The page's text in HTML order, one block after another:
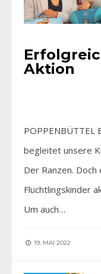
Aktion
POPPENBÜTTEL
begleitet unsere
Der Ranzen.
Flüchtlingskinder
Um auch…
19. MAI 2022